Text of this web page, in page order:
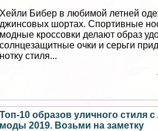
Хейли Бибер в любимой летней
джинсовых шортах. Спортивные
модные кроссовки делают образ
солнцезащитные очки и серьги
нотку стиля...
Топ-10 образов уличного стиля
моды 2019. Возьми на заметку